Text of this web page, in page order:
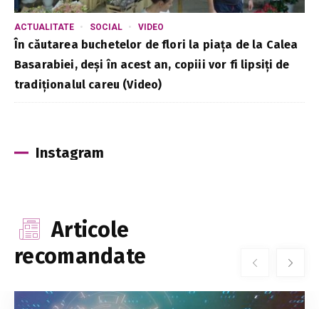
ACTUALITATE SOCIAL VIDEO
În căutarea buchetelor de flori la piața de la Calea
Basarabiei, deși în acest an, copiii vor fi lipsiți de
tradiționalul careu (Video)
Instagram
Articole
recomandate